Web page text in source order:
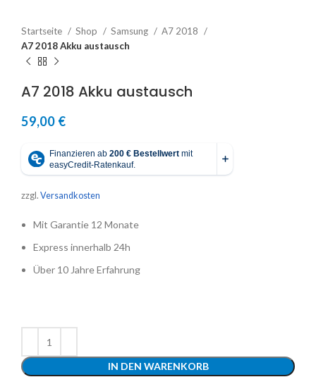
Startseite Shop Samsung
A7 2018
A7 2018 Akku austausch
A7 2018 Akku austausch
59,00 €
zzgl. Versandkosten
Mit Garantie 12 Monate
Express innerhalb 24h
Über 10 Jahre Erfahrung
IN DEN WARENKORB